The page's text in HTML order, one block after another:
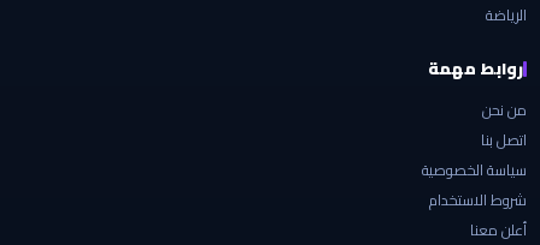
الرياضة
روابط مهمة
من نحن
اتصل بنا
سياسة الخصوصية
شروط الاستخدام
أعلن معنا